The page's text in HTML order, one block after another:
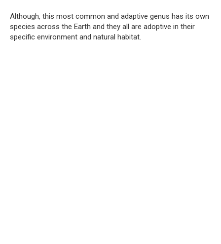
Although, this most common and adaptive genus has its own
species across the Earth and they all are adoptive in their
specific environment and natural habitat.